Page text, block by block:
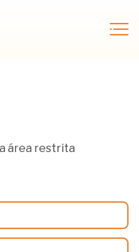
área restrita